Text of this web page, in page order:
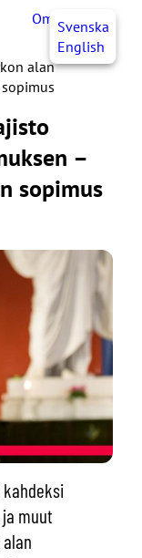
OmaJHLSvenska
English
alan
–
sopimus
muut